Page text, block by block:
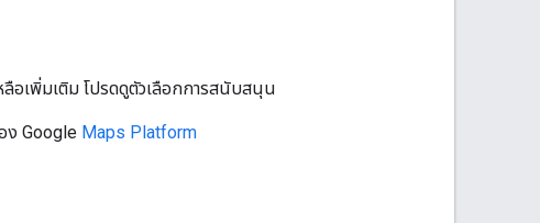
ลือเพิ่มเติม โปรดดูตัวเลือกการสนับสนุน
ง Google Maps Platform